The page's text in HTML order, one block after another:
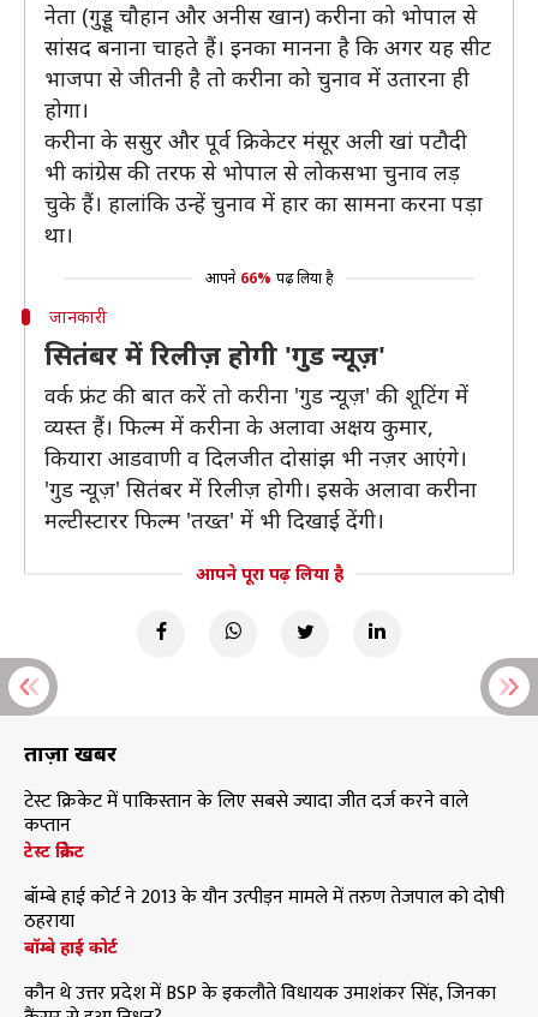
नेता (गुड्डू चौहान और अनीस खान) करीना को भोपाल से
सांसद बनाना चाहते हैं। इनका मानना है कि अगर यह सीट
भाजपा से जीतनी है तो करीना को चुनाव में उतारना ही
होगा।
करीना के ससुर और पूर्व क्रिकेटर मंसूर अली खां पटौदी
भी कांग्रेस की तरफ से भोपाल से लोकसभा चुनाव लड़
चुके हैं। हालांकि उन्हें चुनाव में हार का सामना करना पड़ा
था।
आपने 66% पढ़ लिया है
जानकारी
सितंबर में रिलीज़ होगी 'गुड न्यूज़'
वर्क फ्रंट की बात करें तो करीना 'गुड न्यूज़' की शूटिंग में
व्यस्त हैं। फिल्म में करीना के अलावा अक्षय कुमार,
कियारा आडवाणी व दिलजीत दोसांझ भी नज़र आएंगे।
'गुड न्यूज़' सितंबर में रिलीज़ होगी। इसके अलावा करीना
मल्टीस्टारर फिल्म 'तख्त' में भी दिखाई देंगी।
आपने पूरा पढ़ लिया है
ताज़ा खबरें
टेस्ट क्रिकेट में पाकिस्तान के लिए सबसे ज्यादा जीत दर्ज करने वाले
कप्तान
टेस्ट क्रिकेट
बॉम्बे हाई कोर्ट ने 2013 के यौन उत्पीड़न मामले में तरुण तेजपाल को दोषी
ठहराया
बॉम्बे हाई कोर्ट
कौन थे उत्तर प्रदेश में BSP के इकलौते विधायक उमाशंकर सिंह, जिनका